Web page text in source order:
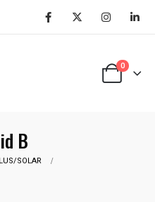
0
B
SOLAR